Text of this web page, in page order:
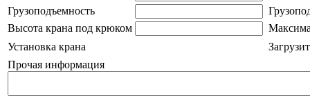
Грузоподъемность
Высота крана под крюком
Установка крана
Прочая информация